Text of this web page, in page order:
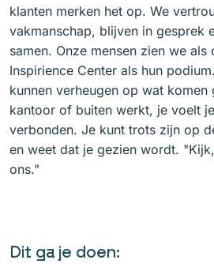
klanten merken het op. We
vakmanschap, blijven in gesprek
samen. Onze mensen zien we
Inspirience Center als hun
kunnen verheugen op wat komen
kantoor of buiten werkt, je voelt
verbonden. Je kunt trots zijn op
en weet dat je gezien wordt.
ons."
Dit ga je doen: